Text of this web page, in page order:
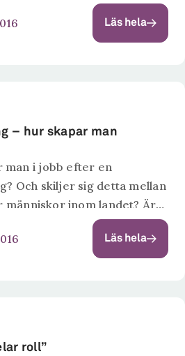
urban matching effects are
Läs hela
– hur skapar man
man i jobb efter en
Och skiljer sig detta mellan
inom landet? Är
som avgör?
3:e maj. Då presenterar...
Läs hela
roll”